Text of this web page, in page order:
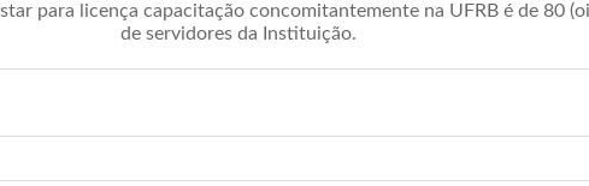
para licença capacitação concomitantemente na UFRB é de 80
de servidores da Instituição.